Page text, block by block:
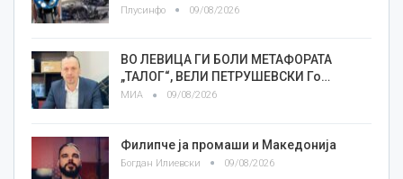
Плусинфо 09/08/2026
ВО ЛЕВИЦА ГИ БОЛИ МЕТАФОРАТА
„ТАЛОГ“, ВЕЛИ ПЕТРУШЕВСКИ Го…
МИА 09/08/2026
Филипче ја промаши и Македонија
Богдан Илиевски 09/08/2026